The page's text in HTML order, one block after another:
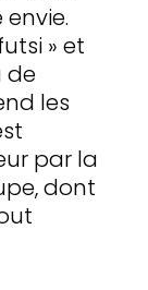
» et
de
les
par la
dont